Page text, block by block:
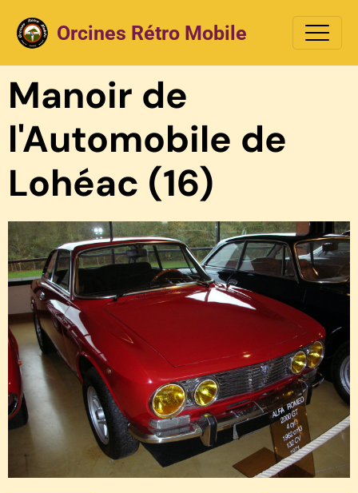
Orcines Rétro Mobile
Manoir de
l'Automobile de
Lohéac (16)